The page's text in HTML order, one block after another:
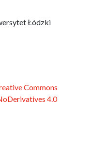
Łódzki
Commons
4.0